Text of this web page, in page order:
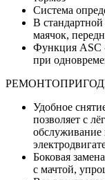
Система
В
маячок,
Функция ASC
при
Удобное
позволяет с
обслуживание
Боковая
с мачтой,